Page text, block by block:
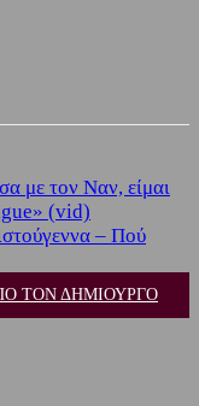
με τον Ναν, είμαι
(vid)
– Πού
ΤΟΝ ΔΗΜΙΟΥΡΓΟ